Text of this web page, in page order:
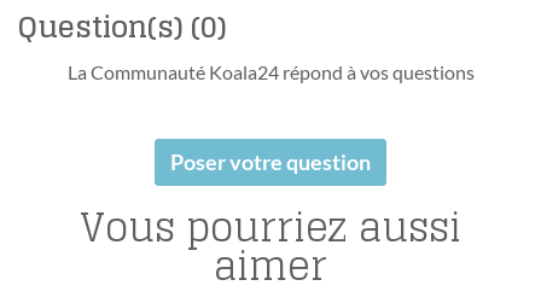
Question(s)(0)
La Communauté Koala24 répond à vos questions
Poser votre question
Vous pourriez aussi
aimer